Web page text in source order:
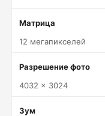
Матрица
12 мегапикселей
Разрешение фото
4032 x 3024
Зум